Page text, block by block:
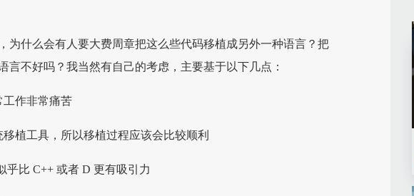
为什么会有人要大费周章把这么些代码移植成另外一种语言？把
言不好吗？我当然有自己的考虑，主要基于以下几点：
工作非常痛苦
植工具，所以移植过程应该会比较顺利
乎比 C++ 或者 D 更有吸引力